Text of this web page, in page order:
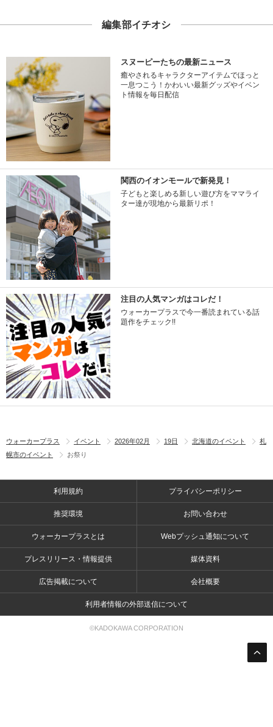
編集部イチオシ
スヌーピーたちの最新ニュース
癒やされるキャラクターアイテムでほっと
一息つこう！かわいい最新グッズやイベン
ト情報を毎日配信
関西のイオンモールで新発見！
子どもと楽しめる新しい遊び方をママライ
ター達が現地から最新リポ！
注目の人気マンガはコレだ！
ウォーカープラスで今一番読まれている話
題作をチェック!!
ウォーカープラス イベント 2026年02月 19日 北海道のイベント
札
幌市のイベント
お祭り
利用規約 プライバシーポリシー
推奨環境 お問い合わせ
ウォーカープラスとは Webプッシュ通知について
プレスリリース・情報提供 媒体資料
広告掲載について 会社概要
利用者情報の外部送信について
©KADOKAWA CORPORATION